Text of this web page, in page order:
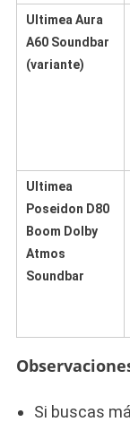
Ultimea Aura
A60 Soundbar
(variante)
Ultimea
Poseidon D80
Boom Dolby
Atmos
Soundbar
Si buscas